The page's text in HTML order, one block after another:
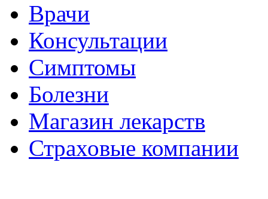
Врачи
Консультации
Симптомы
Болезни
Магазин лекарств
Страховые компании